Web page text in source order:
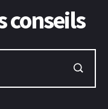
conseils